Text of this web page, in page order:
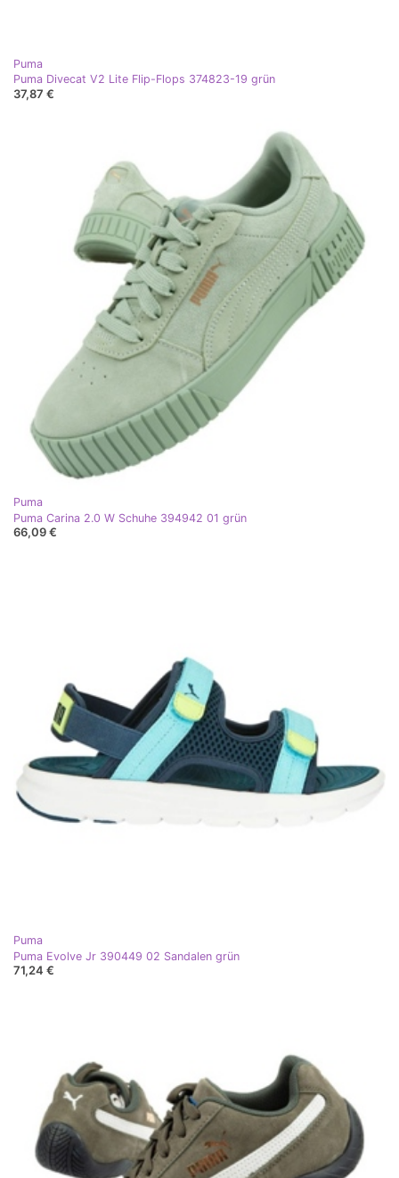
Puma
Puma Divecat V2 Lite Flip-Flops 374823-19 grün
37,87 €
Puma
Puma Carina 2.0 W Schuhe 394942 01 grün
66,09 €
Puma
Puma Evolve Jr 390449 02 Sandalen grün
71,24 €